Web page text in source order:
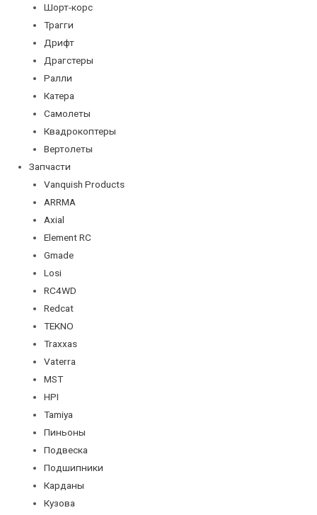
Шорт-корс
Трагги
Дрифт
Драгстеры
Ралли
Катера
Самолеты
Квадрокоптеры
Вертолеты
Запчасти
Vanquish Products
ARRMA
Axial
Element RC
Gmade
Losi
RC4WD
Redcat
TEKNO
Traxxas
Vaterra
MST
HPI
Tamiya
Пиньоны
Подвеска
Подшипники
Карданы
Кузова